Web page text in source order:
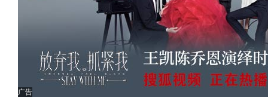
广告